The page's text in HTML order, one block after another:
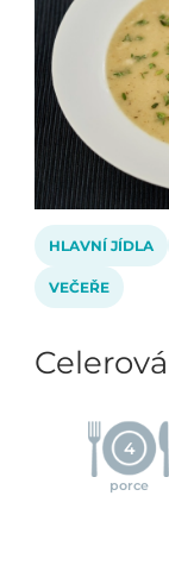
HLAVNÍ JÍDLA
VEČEŘE
4
porce